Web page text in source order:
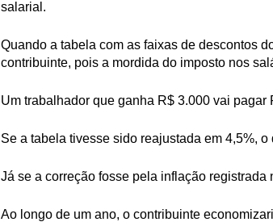
salarial.
Quando a tabela com as faixas de descontos
contribuinte, pois a mordida do imposto nos
Um trabalhador que ganha R$ 3.000 vai pagar
Se a tabela tivesse sido reajustada em 4,5%,
Já se a correção fosse pela inflação
Ao longo de um ano, o contribuinte